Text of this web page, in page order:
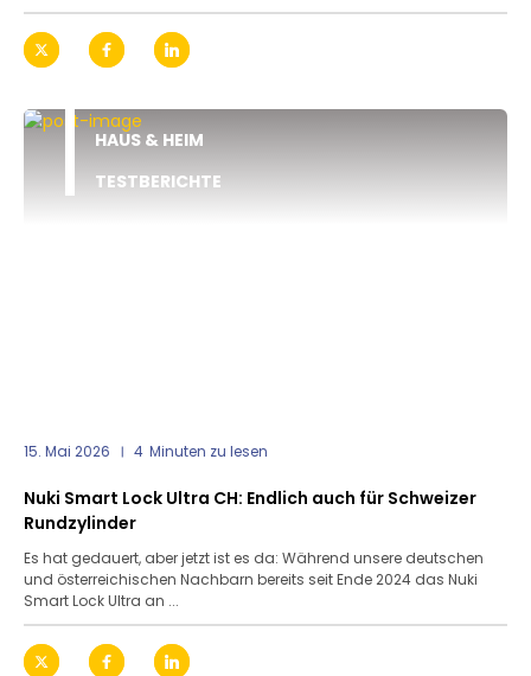
HAUS & HEIM
TESTBERICHTE
15. Mai 2026 4 Minuten zu lesen
Nuki Smart Lock Ultra CH: Endlich auch für Schweizer
Rundzylinder
Es hat gedauert, aber jetzt ist es da: Während unsere deutschen
und österreichischen Nachbarn bereits seit Ende 2024 das Nuki
Smart Lock Ultra an ...